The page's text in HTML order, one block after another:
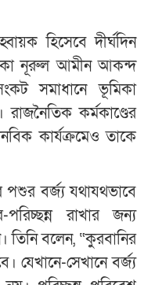
হিসেবে দীর্ঘদিন
নূরুল আমীন আকন্দ
সমাধানে ভূমিকা
কর্মকাণ্ডের
কার্যক্রমেও তাকে
পশুর বর্জ্য যথাযথভাবে
রাখার জন্য
তিনি বলেন, “কুরবানির
যেখানে-সেখানে বর্জ্য